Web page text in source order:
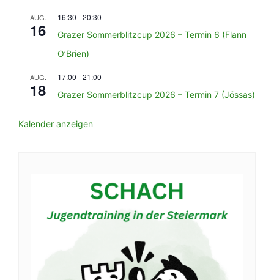
AUG.
16
16:30 -20:30
Grazer Sommerblitzcup 2026 – Termin 6 (Flann
O’Brien)
AUG.
18
17:00 -21:00
Grazer Sommerblitzcup 2026 – Termin 7 (Jössas)
Kalender anzeigen